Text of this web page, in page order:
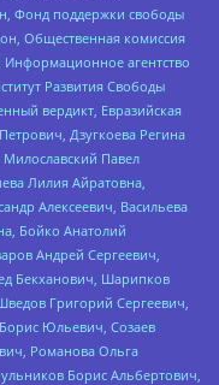
Фонд поддержки свободы
Общественная комиссия
Информационное агентство
Развития Свободы
вердикт, Евразийская
Дзугкоева Регина
Павел
Лилия Айратовна,
Алексеевич, Васильева
Бойко Анатолий
Андрей Сергеевич,
Бекханович, Шарипков
Григорий Сергеевич,
Юльевич, Созаев
Романова Ольга
Борис Альбертович,